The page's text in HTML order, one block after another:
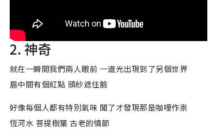
2. 神奇
就在一瞬間我們兩人眼前 一道光出現到了另個世界
眉中間有個紅點 頭紗遮住臉
好像每個人都有特別氣味 聞了才發現那是咖哩作祟
恆河水 菩提樹葉 古老的情節